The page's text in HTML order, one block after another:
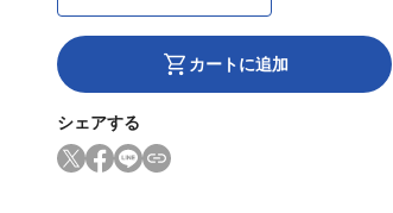
カートに追加
シェアする